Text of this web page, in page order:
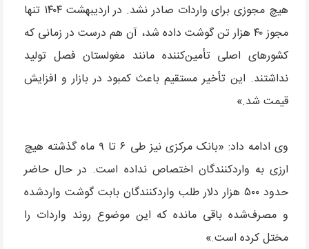
هیچ مجوزی برای واردات صادر نشد. در اردیبهشت ۱۴۰۴ تنها
مجوز ۴۰ هزار تن گوشت داده شد، آن هم درست در زمانی که
کشورهای اصلی تأمین‌کننده مانند مغولستان فصل تولید
نداشتند. این تأخیر مستقیم باعث کمبود در بازار و افزایش
قیمت شد.»
وی ادامه داد: «بانک مرکزی نیز طی ۶ تا ۹ ماه گذشته هیچ
ارزی به واردکنندگان اختصاص نداده است. در حال حاضر
حدود ۵۰۰ هزار دلار طلب واردکنندگان بابت گوشت واردشده
و مصرف‌شده باقی مانده که این موضوع روند واردات را
مختل کرده است.»